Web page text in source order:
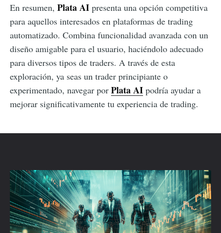
En resumen, Plata AI presenta una opción competitiva
para aquellos interesados en plataformas de trading
automatizado. Combina funcionalidad avanzada con un
diseño amigable para el usuario, haciéndolo adecuado
para diversos tipos de traders. A través de esta
exploración, ya seas un trader principiante o
experimentado, navegar por Plata AI podría ayudar a
mejorar significativamente tu experiencia de trading.